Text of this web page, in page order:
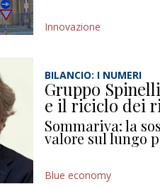
Innovazione
BILANCIO: I NUMERI
Gruppo
e il riciclo dei
Sommariva: la
valore sul lungo
Blue economy